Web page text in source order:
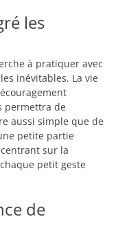
les
à pratiquer avec
inévitables. La vie
permettra de
aussi simple que de
petite partie
sur la
petit geste
de